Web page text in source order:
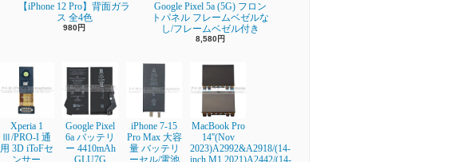
【iPhone 12 Pro】背面ガラ
ス 全4色
980円
Google Pixel 5a (5G) フロン
トパネル フレームベゼルな
し/フレームベゼル付き
8,580円
Xperia 1
Ⅲ/PRO-I 通
用 3D iToFセ
ンサー
Google Pixel
6a バッテリ
ー 4410mAh
GLU7G
iPhone 7-15
Pro Max 大容
量 バッテリ
ーセル/電池
MacBook Pro
14''(Nov
2023)A2992&A2918/(14-
inch,M1,2021)A2442/(14-